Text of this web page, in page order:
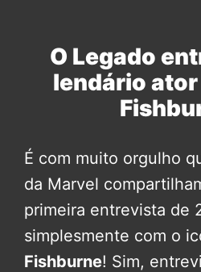
O Legado
lendário
É com muito orgulho
da Marvel
primeira entrevista de
simplesmente com o
Fishburne! Sim,